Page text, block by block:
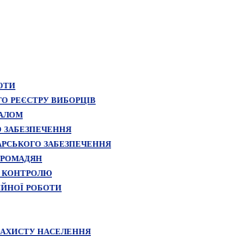
РЕЄСТРУ ВИБОРЦІВ
ЗАБЕЗПЕЧЕННЯ
ЗАБЕЗПЕЧЕННЯ
КОНТРОЛЮ
РОБОТИ
НАСЕЛЕННЯ